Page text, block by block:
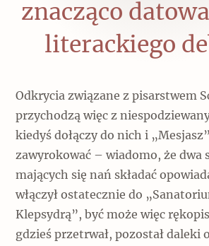
znacząco
literackiego
Odkrycia związane z pisarstwem
przychodzą więc z
kiedyś dołączy do nich i
zawyrokować – wiadomo, że dwa
mających się nań składać
włączył ostatecznie do
Klepsydrą”, być może więc
gdzieś przetrwał, pozostał daleki